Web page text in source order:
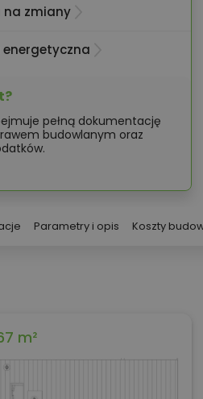
na zmiany
pełną dokumentację
budowlanym oraz
Parametry i opis Koszty
m²